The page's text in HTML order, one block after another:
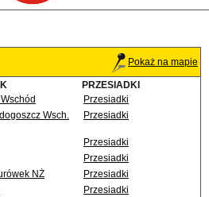
Pokaż na mapie
PRZESIADKI
Przesiadki
Wsch.
Przesiadki
Przesiadki
Przesiadki
NŻ
Przesiadki
Przesiadki